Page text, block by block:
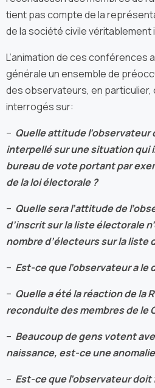
tient pas compte de la
de la société civile véritablement
L’animation de ces conférences
générale un ensemble de
des observateurs, en
interrogés sur:
– Quelle attitude l’observateur
interpellé sur une situation qui
bureau de vote portant par
de la loi électorale ?
– Quelle sera l’attitude de
d’inscrit sur la liste électorale
nombre d’électeurs sur la liste
– Est-ce que l’observateur a le
– Quelle a été la réaction de la
reconduite des membres de le
– Beaucoup de gens votent
naissance, est-ce une
– Est-ce que l’observateur